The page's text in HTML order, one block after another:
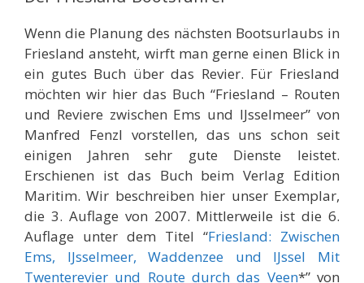
Wenn die Planung des nächsten Bootsurlaubs in
Friesland ansteht, wirft man gerne einen Blick in
ein gutes Buch über das Revier. Für Friesland
möchten wir hier das Buch “Friesland – Routen
und Reviere zwischen Ems und IJsselmeer” von
Manfred Fenzl vorstellen, das uns schon seit
einigen Jahren sehr gute Dienste leistet.
Erschienen ist das Buch beim Verlag Edition
Maritim. Wir beschreiben hier unser Exemplar,
die 3. Auflage von 2007. Mittlerweile ist die 6.
Auflage unter dem Titel “Friesland: Zwischen
Ems, IJsselmeer, Waddenzee und IJssel Mit
Twenterevier und Route durch das Veen*” von